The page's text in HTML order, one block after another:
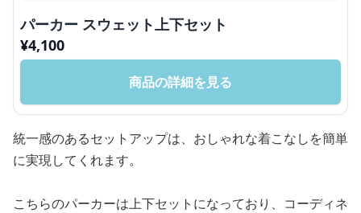
パーカー スウェット上下セット
¥4,100
商品の詳細を見る
統一感のあるセットアップは、おしゃれな着こなしを簡単
に実現してくれます。
こちらのパーカーは上下セットになっており、コーディネ